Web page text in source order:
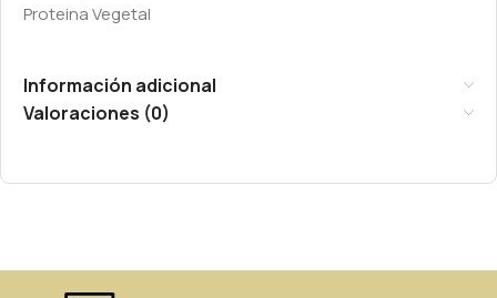
Proteina Vegetal
Información adicional
Valoraciones (0)